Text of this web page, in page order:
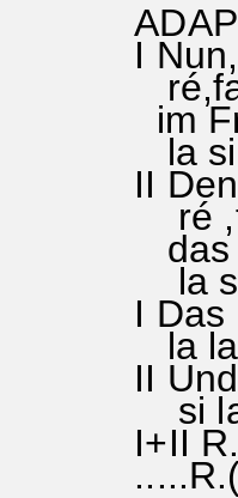
I
im
la
II
ré
das
la
I Das
la la
II
si la
I+II